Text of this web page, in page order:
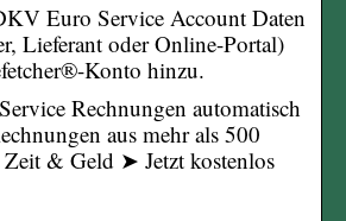
Euro Service Account Daten
Lieferant oder Online-Portal)
Konto hinzu.
Rechnungen automatisch
aus mehr als 500
& Geld ➤ Jetzt kostenlos